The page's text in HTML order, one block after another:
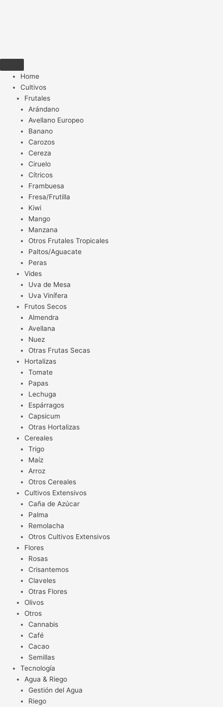
Home
Cultivos
Frutales
Arándano
Avellano Europeo
Banano
Carozos
Cereza
Ciruelo
Cítricos
Frambuesa
Fresa/Frutilla
Kiwi
Mango
Manzana
Otros Frutales Tropicales
Paltos/Aguacate
Peras
Vides
Uva de Mesa
Uva Vinífera
Frutos Secos
Almendra
Avellana
Nuez
Otras Frutas Secas
Hortalizas
Tomate
Papas
Lechuga
Espárragos
Capsicum
Otras Hortalizas
Cereales
Trigo
Maíz
Arroz
Otros Cereales
Cultivos Extensivos
Caña de Azúcar
Palma
Remolacha
Otros Cultivos Extensivos
Flores
Rosas
Crisantemos
Claveles
Otras Flores
Olivos
Otros
Cannabis
Café
Cacao
Semillas
Tecnología
Agua & Riego
Gestión del Agua
Riego